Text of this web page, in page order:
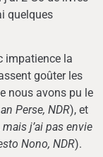
quelques
impatience la
goûter les
nous avons pu le
Perse, NDR), et
j’ai pas envie
Nono, NDR).